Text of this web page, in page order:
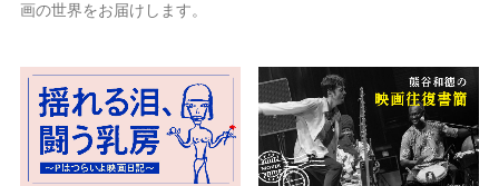
画の世界をお届けします。